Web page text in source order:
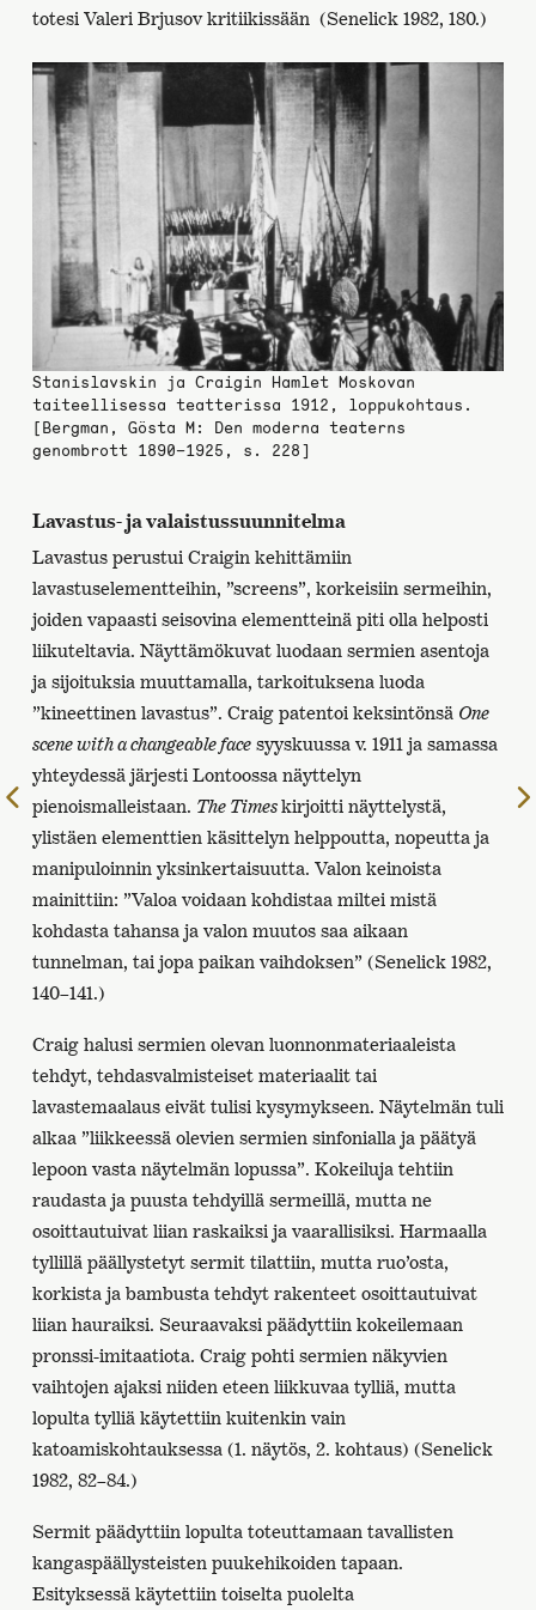
totesi Valeri Brjusov kritiikissään (Senelick 1982, 180.)
Stanislavskin ja Craigin Hamlet Moskovan
taiteellisessa teatterissa 1912, loppukohtaus.
[Bergman, Gösta M: Den moderna teaterns
genombrott 1890–1925, s. 228]
Lavastus- ja valaistussuunnitelma
Lavastus perustui Craigin kehittämiin
lavastuselementteihin, ”screens”, korkeisiin sermeihin,
joiden vapaasti seisovina elementteinä piti olla helposti
liikuteltavia. Näyttämökuvat luodaan sermien asentoja
ja sijoituksia muuttamalla, tarkoituksena luoda
”kineettinen lavastus”. Craig patentoi keksintönsä One
scene with a changeable facesyyskuussa v. 1911 ja samassa
yhteydessä järjesti Lontoossa näyttelyn
pienoismalleistaan. The Timeskirjoitti näyttelystä,
ylistäen elementtien käsittelyn helppoutta, nopeutta ja
manipuloinnin yksinkertaisuutta. Valon keinoista
mainittiin: ”Valoa voidaan kohdistaa miltei mistä
kohdasta tahansa ja valon muutos saa aikaan
tunnelman, tai jopa paikan vaihdoksen” (Senelick 1982,
140–141.)
Craig halusi sermien olevan luonnonmateriaaleista
tehdyt, tehdasvalmisteiset materiaalit tai
lavastemaalaus eivät tulisi kysymykseen. Näytelmän tuli
alkaa ”liikkeessä olevien sermien sinfonialla ja päätyä
lepoon vasta näytelmän lopussa”. Kokeiluja tehtiin
raudasta ja puusta tehdyillä sermeillä, mutta ne
osoittautuivat liian raskaiksi ja vaarallisiksi. Harmaalla
tyllillä päällystetyt sermit tilattiin, mutta ruo’osta,
korkista ja bambusta tehdyt rakenteet osoittautuivat
liian hauraiksi. Seuraavaksi päädyttiin kokeilemaan
pronssi-imitaatiota. Craig pohti sermien näkyvien
vaihtojen ajaksi niiden eteen liikkuvaa tylliä, mutta
lopulta tylliä käytettiin kuitenkin vain
katoamiskohtauksessa (1. näytös, 2. kohtaus) (Senelick
1982, 82–84.)
Sermit päädyttiin lopulta toteuttamaan tavallisten
kangaspäällysteisten puukehikoiden tapaan.
Esityksessä käytettiin toiselta puolelta
Edelliselle
sivulle